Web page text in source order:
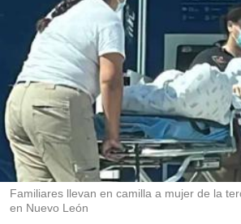
s
d
e
c
o
m
p
a
r
t
i
r
Familiares llevan en camilla a mujer de la
en Nuevo León